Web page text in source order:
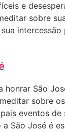
e
sobre
honrar São
sobre
eventos de
São José é